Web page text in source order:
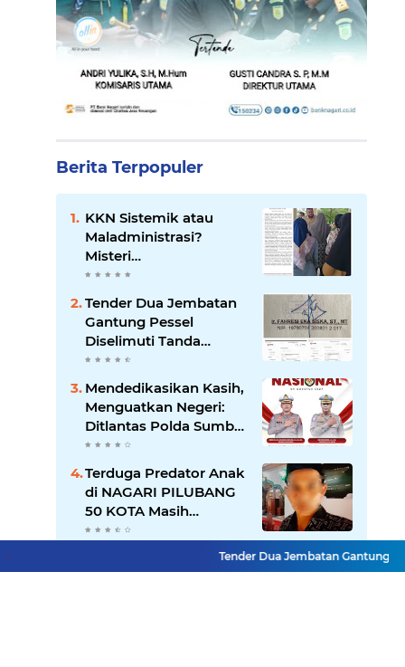
Berita Terpopuler
KKN Sistemik atau
Maladministrasi?
Misteri
"Dikorbankannya" SDN
26 ATT Menguji
Transparansi Pemkot
Padang
Tender Dua Jembatan
Gantung Pessel
Diselimuti Tanda
Tanya, Gangguan
Sistem atau Permainan
di Balik Layar?
Mendedikasikan Kasih,
Menguatkan Negeri:
Ditlantas Polda Sumbar
Apresiasi Peran
Dharma Wanita
sebagai Pilar
Pengabdian
Terduga Predator Anak
di NAGARI PILUBANG
50 KOTA Masih
Berkeliaran
Keluar Masuk Penjara
Tender Dua Jembatan Gantung